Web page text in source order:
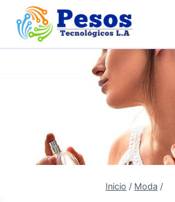
Saltar
contenido
Inicio / Moda /